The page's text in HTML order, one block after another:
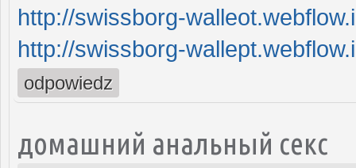
http://swissborg-
http://swissborg-
odpowiedz
домашний анальный секс